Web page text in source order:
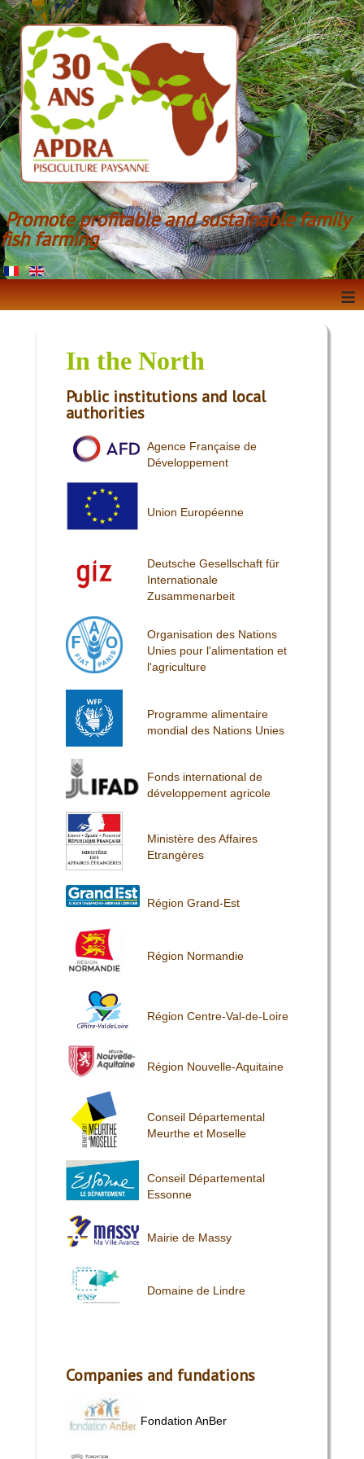
Promote profitable and sustainable family
fish farming
≡
In the North
Public institutions and local
authorities
Agence Française de
Développement
Union Européenne
Deutsche Gesellschaft für
Internationale
Zusammenarbeit
Organisation des Nations
Unies pour l'alimentation et
l'agriculture
Programme alimentaire
mondial des Nations Unies
Fonds international de
développement agricole
Ministère des Affaires
Etrangères
Région Grand-Est
Région Normandie
Région Centre-Val-de-Loire
Région Nouvelle-Aquitaine
Conseil Départemental
Meurthe et Moselle
Conseil Départemental
Essonne
Mairie de Massy
Domaine de Lindre
Companies and fundations
Fondation AnBer